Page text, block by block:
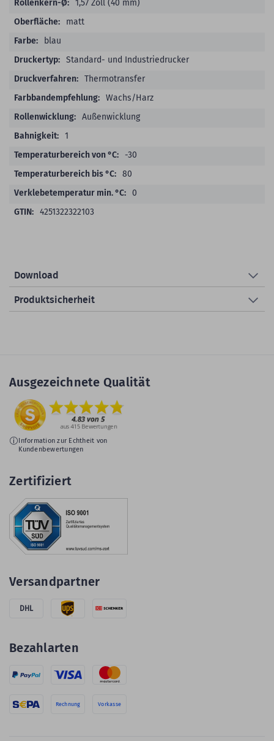
1,57 Zoll (40 mm)
matt
blau
Standard- und Industriedrucker
Thermotransfer
Wachs/Harz
Außenwicklung
1
-30
80
0
4251322322103
Download
Produktsicherheit
Ausgezeichnete Qualität
Information zur Echtheit von
Kundenbewertungen
Zertifiziert
Versandpartner
DHL
Bezahlarten
Rechnung Vorkasse